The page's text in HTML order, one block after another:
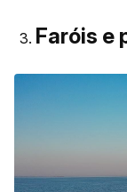
Faróis e